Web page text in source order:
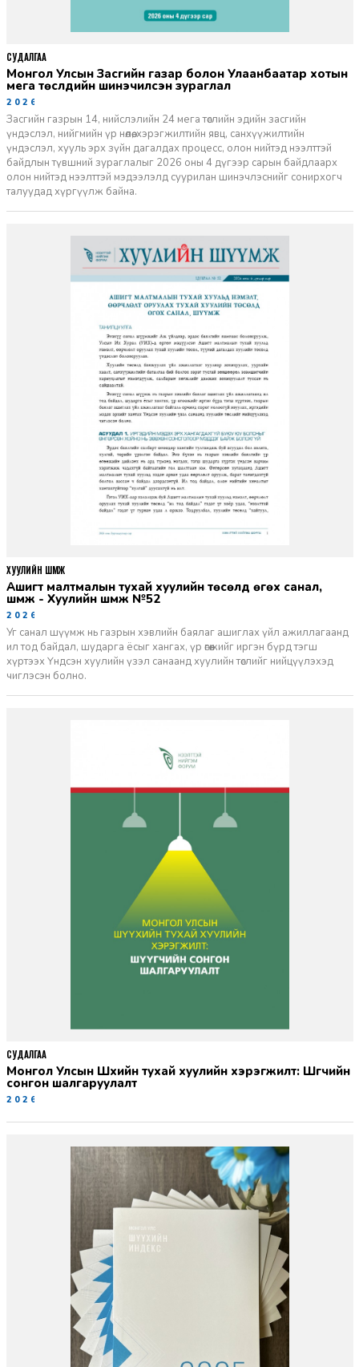
Монгол Улсын Засгийн газар болон Улаанбаатар хотын
мега төслүүдийн шинэчилсэн зураглал
2026-06-29
Засгийн газрын 14, нийслэлийн 24 мега төслийн эдийн засгийн
үндэслэл, нийгмийн үр нөлөө, хэрэгжилтийн явц, санхүүжилтийн
үндэслэл, хууль эрх зүйн дагалдах процесс, олон нийтэд нээлттэй
байдлын түвшний зураглалыг 2026 оны 4 дүгээр сарын байдлаарх
олон нийтэд нээлттэй мэдээлэлд суурилан шинэчлэснийг сонирхогч
талуудад хүргүүлж байна.
СУДАЛГАА
Ашигт малтмалын тухай хуулийн төсөлд өгөх санал,
шүүмж - Хуулийн шүүмж №52
2026-06-29
Уг санал шүүмж нь газрын хэвлийн баялаг ашиглах үйл ажиллагаанд
ил тод байдал, шударга ёсыг хангах, үр өгөөжийг иргэн бүрд тэгш
хүртээх Үндсэн хуулийн үзэл санаанд хуулийн төслийг нийцүүлэхэд
чиглэсэн болно.
ХУУЛИЙН ШҮҮМЖ
Монгол Улсын Шүүхийн тухай хуулийн хэрэгжилт: Шүүгчийн
сонгон шалгаруулалт
2026-06-19
СУДАЛГАА